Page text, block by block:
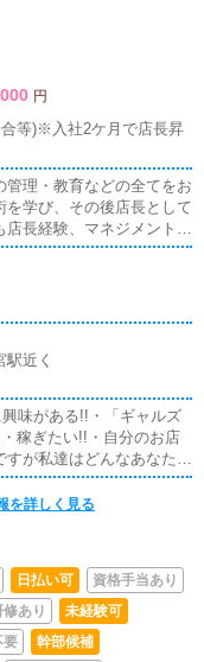
円
合等)※入社2ケ月で店長昇
管理・教育などの全てをお
学び、その後店長として
長経験、マネジメント経
かして活躍していただける
近く
味がある!!・「ギャルズ
稼ぎたい!!・自分のお店
が私達はどんなあなたで
う気持ちがあれば私たち
せん★※未経験者大歓迎※
を詳しく見る
日払い可
資格手当あり
修あり
未経験可
要
幹部候補